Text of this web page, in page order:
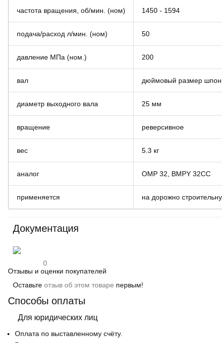
частота вращения, об/мин. (ном) 1450 - 1594
подача/расход л/мин. (ном) 50
давление МПа (ном.) 200
вал дюймовый размер
диаметр выходного вала 25 мм
вращение реверсивное
вес 5.3 кг
аналог OMP 32, BMPY 32CC
применяется на дорожно
Документация
0
Отзывы и оценки покупателей
Оставьте отзыв об этом товаре первым!
Способы оплаты
Для юридических лиц
Оплата по выставленному счёту.